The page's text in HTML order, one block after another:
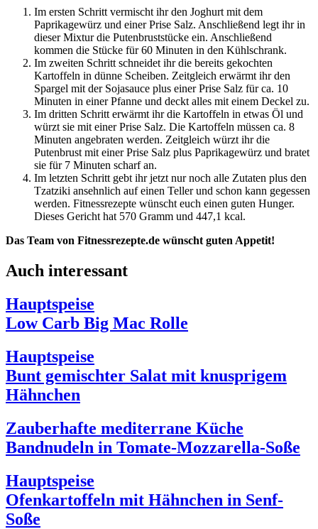
Im ersten Schritt vermischt ihr den Joghurt mit dem
Paprikagewürz und einer Prise Salz. Anschließend legt ihr in
dieser Mixtur die Putenbruststücke ein. Anschließend
kommen die Stücke für 60 Minuten in den Kühlschrank.
Im zweiten Schritt schneidet ihr die bereits gekochten
Kartoffeln in dünne Scheiben. Zeitgleich erwärmt ihr den
Spargel mit der Sojasauce plus einer Prise Salz für ca. 10
Minuten in einer Pfanne und deckt alles mit einem Deckel zu.
Im dritten Schritt erwärmt ihr die Kartoffeln in etwas Öl und
würzt sie mit einer Prise Salz. Die Kartoffeln müssen ca. 8
Minuten angebraten werden. Zeitgleich würzt ihr die
Putenbrust mit einer Prise Salz plus Paprikagewürz und bratet
sie für 7 Minuten scharf an.
Im letzten Schritt gebt ihr jetzt nur noch alle Zutaten plus den
Tzatziki ansehnlich auf einen Teller und schon kann gegessen
werden. Fitnessrezepte wünscht euch einen guten Hunger.
Dieses Gericht hat 570 Gramm und 447,1 kcal.
Das Team von Fitnessrezepte.de wünscht guten Appetit!
Auch interessant
Hauptspeise
Low Carb Big Mac Rolle
Hauptspeise
Bunt gemischter Salat mit knusprigem
Hähnchen
Zauberhafte mediterrane Küche
Bandnudeln in Tomate-Mozzarella-Soße
Hauptspeise
Ofenkartoffeln mit Hähnchen in Senf-
Soße